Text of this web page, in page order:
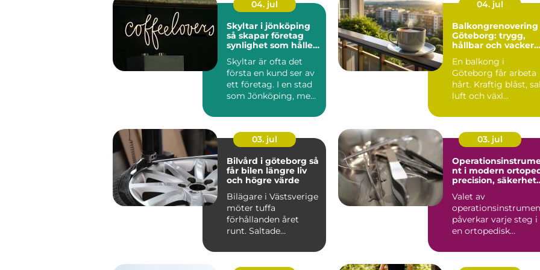
04. jul
Skyltar i jönköping
så skapar företag
synlighet som håller
Skyltar är ofta det
första en kund ser av
ett företag. I en stad
som Jönköping, med
04. jul
Balkongrenovering
Göteborg: trygg,
hållbar och vacker
En balkong i
Göteborg får arbeta
hårt. Kraftig blåst,
luft och växl...
03. jul
Bilvård i göteborg så
får bilen längre liv
och högre värde
Bilägare i Västsverige
möter tuffa
förhållanden året
runt. Saltade
stora delar av ...
03. jul
nt i modern
precision, säkerhet
kvalitet
Valet av
påverkar varje steg i
en ortopedisk
hudsnitt ti...